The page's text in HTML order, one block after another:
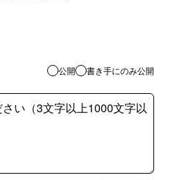
公開 書き手にのみ公開